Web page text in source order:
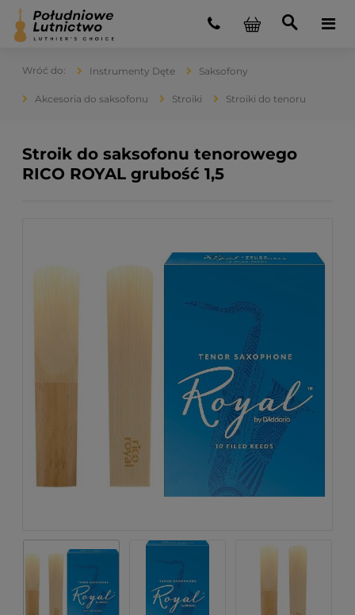
Instrumenty Dęte Saksofony
Akcesoria do saksofonu Stroiki Stroiki do tenoru
Stroik do saksofonu tenorowego
RICO ROYAL grubość 1,5